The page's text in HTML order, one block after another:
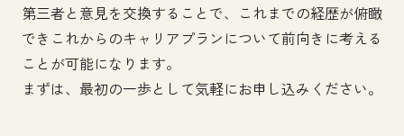
第三者と意見を交換することで、これまでの経歴が俯瞰
できこれからのキャリアプランについて前向きに考える
ことが可能になります。
まずは、最初の一歩として気軽にお申し込みください。